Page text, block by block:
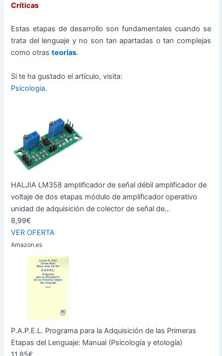
Críticas
Estas etapas de desarrollo son fundamentales cuando se
trata del lenguaje y no son tan apartadas o tan complejas
como otrasteorías.
Si te ha gustado el artículo, visita:
Psicologia.
HALJIA LM358 amplificador de señal débil amplificador de
voltaje de dos etapas módulo de amplificador operativo
unidad de adquisición de colector de señal de...
8,99€
VER OFERTA
Amazon.es
P.A.P.E.L. Programa para la Adquisición de las Primeras
Etapas del Lenguaje: Manual (Psicología y etología)